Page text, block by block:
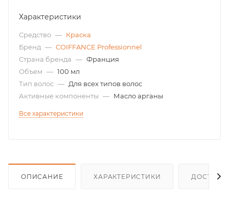
Характеристики
Средство — Краска
Бренд — COIFFANCE Professionnel
Страна бренда — Франция
Объем — 100 мл
Тип волос — Для всех типов волос
Активные компоненты — Масло арганы
Все характеристики
ОПИСАНИЕ ХАРАКТЕРИСТИКИ